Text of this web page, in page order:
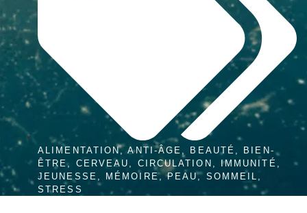
ALIMENTATION,ANTI-ÂGE BEAUTÉ
BIEN-
ÊTRE, CERVEAU CIRCULATION IMMUNITÉ
JEUNESSE
MÉMOIRE,PEAU, SOMMEIL
STRESS